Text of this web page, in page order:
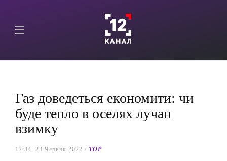
Газ доведеться економити: чи
буде тепло в оселях лучан
взимку
12:34, 23 Червня 2022 / TOP